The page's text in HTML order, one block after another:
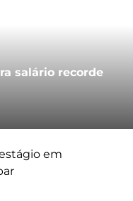
salário recorde